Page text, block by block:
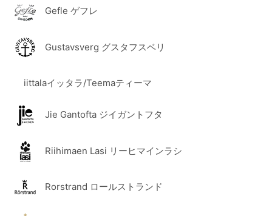
Gefle ゲフレ
Gustavsverg グスタフスベリ
iittalaイッタラ/Teemaティーマ
Jie Gantofta ジイガントフタ
Riihimaen Lasi リーヒマインラシ
Rorstrand ロールストランド